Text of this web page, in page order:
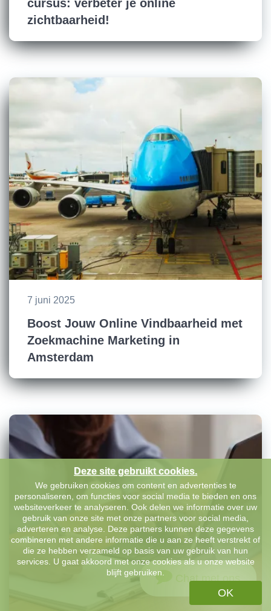
cursus: verbeter je online
zichtbaarheid!
7 juni 2025
Boost Jouw Online Vindbaarheid met
Zoekmachine Marketing in
Amsterdam
Chat met ons
Deze site gebruikt cookies.
We gebruiken cookies om content en advertenties te
personaliseren, om functies voor social media te bieden en ons
websiteverkeer te analyseren. Ook delen we informatie over uw
gebruik van onze site met onze partners voor social media,
adverteren en analyse. Deze partners kunnen deze gegevens
combineren met andere informatie die u aan ze heeft verstrekt of
die ze hebben verzameld op basis van uw gebruik van hun
services. U gaat akkoord met onze cookies als u onze website
blijft gebruiken.
OK